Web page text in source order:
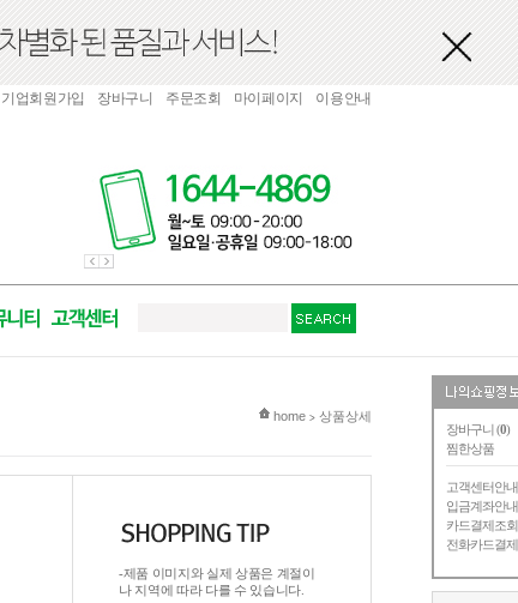
장바구니 (0)
찜한상품
고객센터안내
입금계좌안내
카드결제조회
전화카드결제
기업회원가입 장바구니 주문조회 마이페이지 이용안내
현재 위치
home > 상품상세
-제품 이미지와 실제 상품은 계절이
나 지역에 따라 다를 수 있습니다.